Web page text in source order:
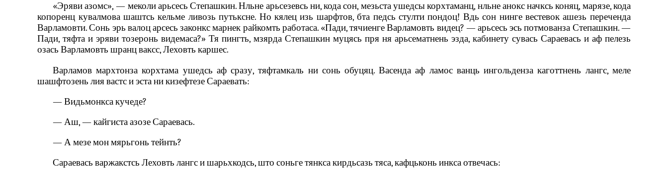
«Эряви азомс»‚ — меколи арьсесь Степашкин. Нльне арьсезевсь ни, кода сон, мезьста ушедсы корхтаманц, нльне анокс начксь коняц, марязе, кода
копоренц кувалмова шаштсь кельме ливозь путьксне. Но кялец изь шарфтов, бта педсь стулти пондоц! Вдь сон нинге вестевок ашезь переченда
Варламовти. Сонь эрь валоц арсесь законкс марнек райкомть работаса. «Пади, тячиенге Варламовть видец? — арьсесь эсь потмованза Степашкин. —
Пади, тяфта и эряви тозеронь видемаса?» Тя пингть, мзярда Степашкин муцясь пря ня арьсематнень эзда, кабинету сувась Сараевась и аф пелезь
озась Варламовть шранц ваксс, Леховть каршес.
Варламов мархтонза корхтама ушедсь аф сразу, тяфтамкаль ни сонь обуцяц. Васенда аф ламос ванць ингольденза каготтнень лангс, меле
шашфтозень лия вастс и эста ни кизефтезе Сараевать:
— Видьмонкса кучеде?
— Аш, — кайгиста азозе Сараевась.
— А мезе мон мярьгонь тейнть?
Сараевась варжакстсь Леховть лангс и шарьхкодсь, што соньге тянкса кирдьсазь тяса, кафцьконь инкса отвечась: